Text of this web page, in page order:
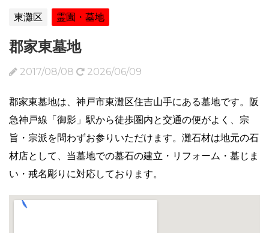
東灘区 霊園・墓地
郡家東墓地
2017/08/08 2026/06/09
郡家東墓地は、神戸市東灘区住吉山手にある墓地です。阪
急神戸線「御影」駅から徒歩圏内と交通の便がよく、宗
旨・宗派を問わずお参りいただけます。灘石材は地元の石
材店として、当墓地での墓石の建立・リフォーム・墓じま
い・戒名彫りに対応しております。